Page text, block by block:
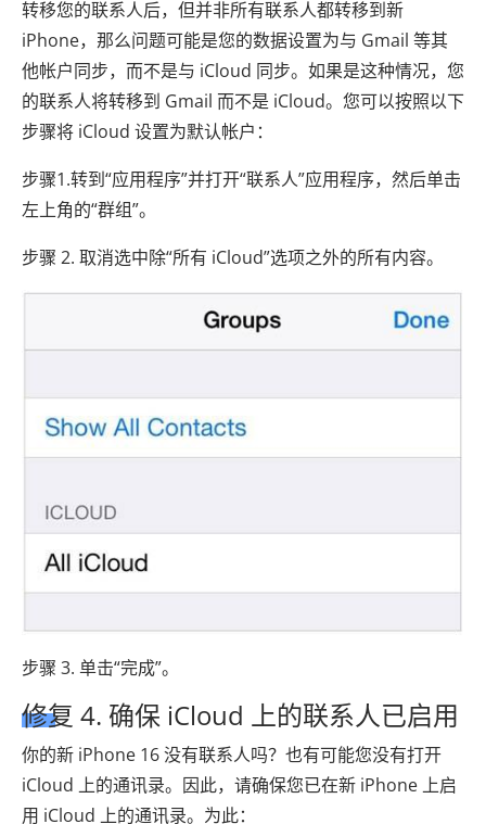
转移您的联系人后，但并非所有联系人都转移到新
iPhone，那么问题可能是您的数据设置为与 Gmail 等其
他帐户同步，而不是与 iCloud 同步。如果是这种情况，您
的联系人将转移到 Gmail 而不是 iCloud。您可以按照以下
步骤将 iCloud 设置为默认帐户：
步骤1.转到“应用程序”并打开“联系人”应用程序，然后单击
左上角的“群组”。
步骤 2. 取消选中除“所有 iCloud”选项之外的所有内容。
步骤 3. 单击“完成”。
修复 4. 确保 iCloud 上的联系人已启用
你的新 iPhone 16 没有联系人吗？也有可能您没有打开
iCloud 上的通讯录。因此，请确保您已在新 iPhone 上启
用 iCloud 上的通讯录。为此：